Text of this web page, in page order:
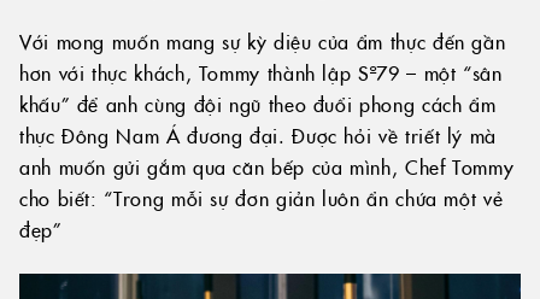
Với mong muốn mang sự kỳ diệu của ẩm thực đến gần
hơn với thực khách, Tommy thành lập Sº79 – một “sân
khấu” để anh cùng đội ngũ theo đuổi phong cách ẩm
thực Đông Nam Á đương đại. Được hỏi về triết lý mà
anh muốn gửi gắm qua căn bếp của mình, Chef Tommy
cho biết: “Trong mỗi sự đơn giản luôn ẩn chứa một vẻ
đẹp”